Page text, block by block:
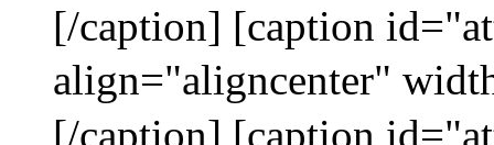
[/caption] [caption
align="aligncenter"
[/caption] [caption